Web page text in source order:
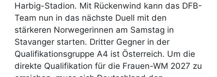
Harbig-Stadion. Mit Rückenwind kann das DFB-
Team nun in das nächste Duell mit den
stärkeren Norwegerinnen am Samstag in
Stavanger starten. Dritter Gegner in der
Qualifikationsgruppe A4 ist Österreich. Um die
direkte Qualifikation für die Frauen-WM 2027 zu